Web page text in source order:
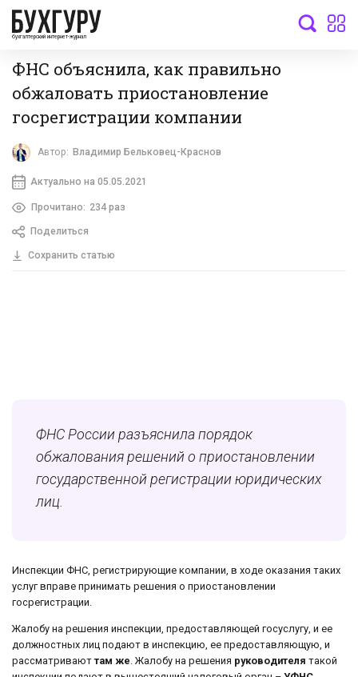
бухгалтерский интернет-журнал
ФНС объяснила, как правильно
обжаловать приостановление
госрегистрации компании
Автор: Владимир Бельковец-Краснов
Актуально на 05.05.2021
Прочитано: 234 раз
Поделиться
Сохранить статью
ФНС России разъяснила порядок
обжалования решений о приостановлении
государственной регистрации юридических
лиц.
Инспекции ФНС, регистрирующие компании, в ходе оказания таких
услуг вправе принимать решения о приостановлении
госрегистрации.
Жалобу на решения инспекции, предоставляющей госуслугу, и ее
должностных лиц подают в инспекцию, ее предоставляющую, и
рассматриваюттам же. Жалобу на решения руководителя такой